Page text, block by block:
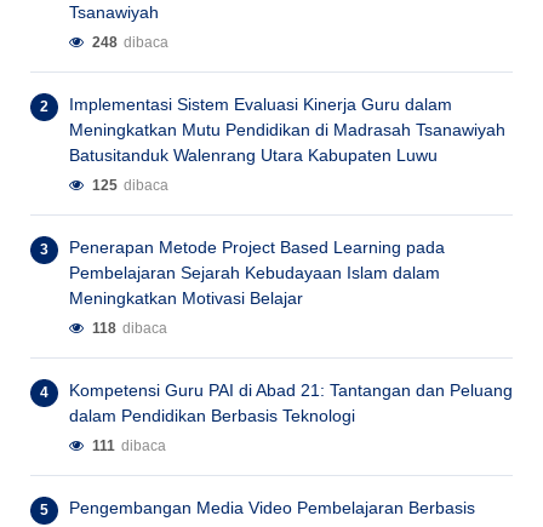
Tsanawiyah
248 dibaca
Implementasi Sistem Evaluasi Kinerja Guru dalam
Meningkatkan Mutu Pendidikan di Madrasah Tsanawiyah
Batusitanduk Walenrang Utara Kabupaten Luwu
125 dibaca
Penerapan Metode Project Based Learning pada
Pembelajaran Sejarah Kebudayaan Islam dalam
Meningkatkan Motivasi Belajar
118 dibaca
Kompetensi Guru PAI di Abad 21: Tantangan dan Peluang
dalam Pendidikan Berbasis Teknologi
111 dibaca
Pengembangan Media Video Pembelajaran Berbasis